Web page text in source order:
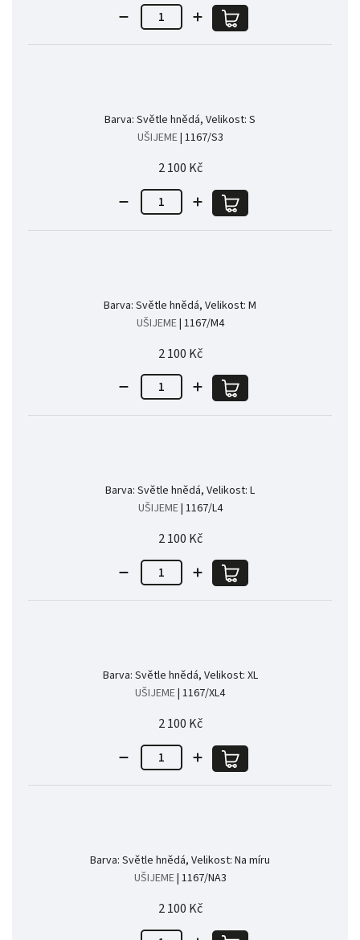
Barva: Světle hnědá, Velikost: S
UŠIJEME| 1167/S3
2 100 Kč
Barva: Světle hnědá, Velikost: M
UŠIJEME| 1167/M4
2 100 Kč
Barva: Světle hnědá, Velikost: L
UŠIJEME| 1167/L4
2 100 Kč
Barva: Světle hnědá, Velikost: XL
UŠIJEME| 1167/XL4
2 100 Kč
Barva: Světle hnědá, Velikost: Na míru
UŠIJEME| 1167/NA3
2 100 Kč